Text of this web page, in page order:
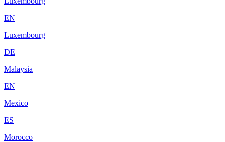
EN
Luxembourg
DE
Malaysia
EN
Mexico
ES
Morocco